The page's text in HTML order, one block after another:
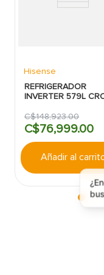
Hisense
REFRIGERADOR
INVERTER 579L
NEGRA HISENSE
C$148,923.00
C$76,999.00
Añadir al